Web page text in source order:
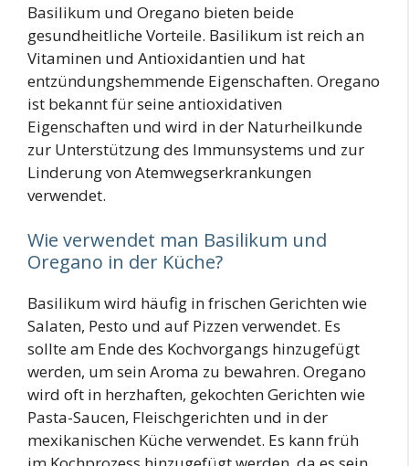
Basilikum und Oregano bieten beide
gesundheitliche Vorteile. Basilikum ist reich an
Vitaminen und Antioxidantien und hat
entzündungshemmende Eigenschaften. Oregano
ist bekannt für seine antioxidativen
Eigenschaften und wird in der Naturheilkunde
zur Unterstützung des Immunsystems und zur
Linderung von Atemwegserkrankungen
verwendet.
Wie verwendet man Basilikum und
Oregano in der Küche?
Basilikum wird häufig in frischen Gerichten wie
Salaten, Pesto und auf Pizzen verwendet. Es
sollte am Ende des Kochvorgangs hinzugefügt
werden, um sein Aroma zu bewahren. Oregano
wird oft in herzhaften, gekochten Gerichten wie
Pasta-Saucen, Fleischgerichten und in der
mexikanischen Küche verwendet. Es kann früh